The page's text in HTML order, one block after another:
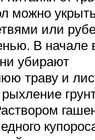
можно
или
В начале
убирают
траву и